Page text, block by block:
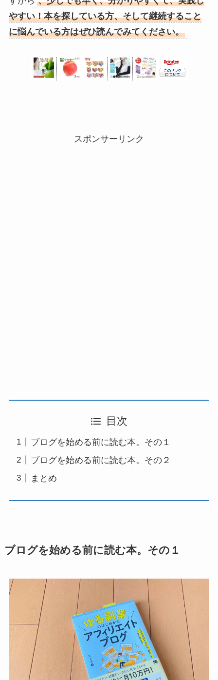
やすい！本を探している方、そして継続すること
に悩んでいる方はぜひ読んでみてください。
スポンサーリンク
目次
ブログを始める前に読む本。その１
ブログを始める前に読む本。その２
まとめ
ブログを始める前に読む本。その１